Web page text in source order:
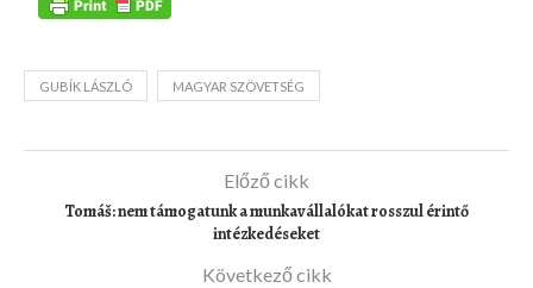
GUBÍK LÁSZLÓ MAGYAR SZÖVETSÉG
Előző cikk
Tomáš: nem támogatunk a munkavállalókat rosszul érintő
intézkedéseket
Következő cikk